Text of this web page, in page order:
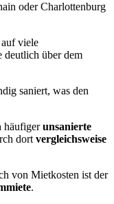
oder Charlottenburg
viele
deutlich über dem
saniert, was den
häufigerunsanierte
dort vergleichsweise
von Mietkosten ist der
.